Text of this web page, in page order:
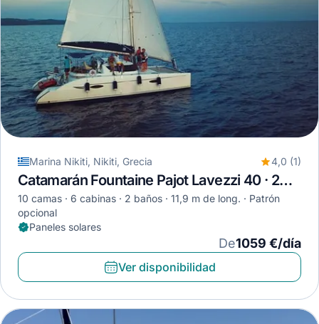
Marina Nikiti, Nikiti, Grecia 4,0 (1)
Catamarán Fountaine Pajot Lavezzi 40 · 2007
10 camas 6 cabinas 2 baños 11,9 m de long.
Patrón
opcional
Paneles solares
De1059 €/día
Ver disponibilidad